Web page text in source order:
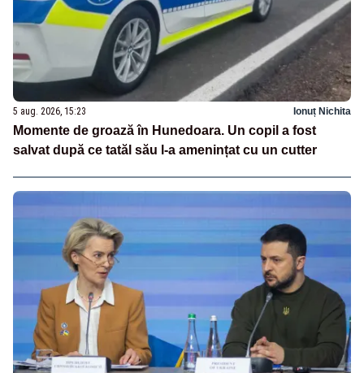
5 aug. 2026, 15:23 Ionuț Nichita
Momente de groază în Hunedoara. Un copil a fost
salvat după ce tatăl său l-a amenințat cu un cutter